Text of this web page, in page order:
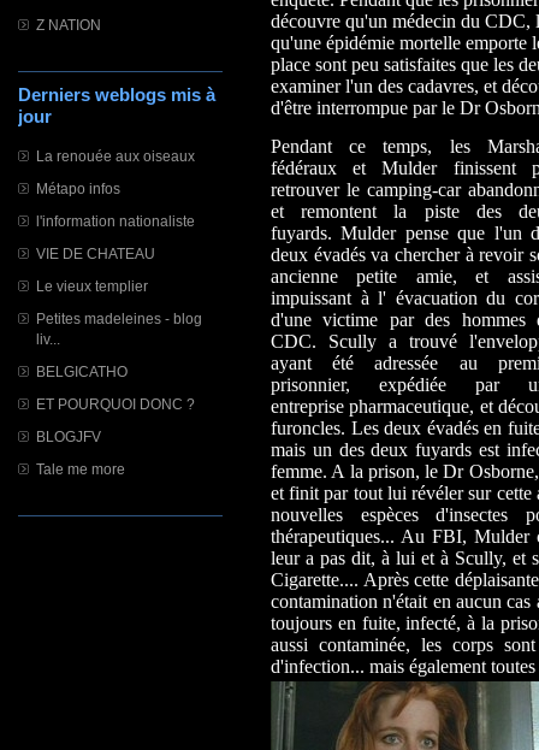
Z NATION
Derniers weblogs mis à
jour
La renouée aux oiseaux
Métapo infos
l'information nationaliste
VIE DE CHATEAU
Le vieux templier
Petites madeleines - blog
liv...
BELGICATHO
ET POURQUOI DONC ?
BLOGJFV
Tale me more
découvre qu'un médecin du CDC,
qu'une épidémie mortelle emporte
place sont peu satisfaites que les
examiner l'un des cadavres, et
d'être interrompue par le Dr
Pendant ce temps, les
fédéraux et Mulder finissent
retrouver le camping-car
et remontent la piste des
fuyards. Mulder pense que l'un
deux évadés va chercher à revoir
ancienne petite amie, et
impuissant à l' évacuation du
d'une victime par des hommes
CDC. Scully a trouvé
ayant été adressée au
prisonnier, expédiée par
entreprise pharmaceutique, et
furoncles. Les deux évadés en
mais un des deux fuyards est
femme. A la prison, le Dr
et finit par tout lui révéler sur cette
nouvelles espèces d'insectes
thérapeutiques... Au FBI,
leur a pas dit, à lui et à Scully, et
Cigarette.... Après cette
contamination n'était en aucun
toujours en fuite, infecté, à la
aussi contaminée, les corps
d'infection... mais également